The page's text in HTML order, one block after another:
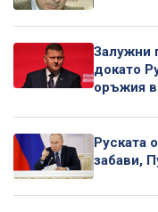
Залужни
докато
оръжия в
Руската
забави,